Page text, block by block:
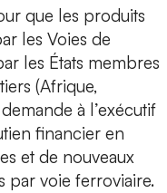
que les produits
les Voies de
les États membres
(Afrique,
à l’exécutif
financier en
et de nouveaux
par voie ferroviaire.